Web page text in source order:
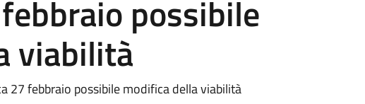
possibile
viabilità
27 febbraio possibile modifica della viabilità